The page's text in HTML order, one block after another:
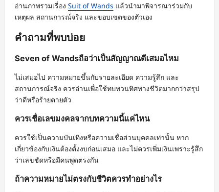
อ่านภาพรวมเรื่อง Suit of Wands แล้วนำมาพิจารณาร่วมกับ
เหตุผล สถานการณ์จริง และขอบเขตของตัวเอง
คำถามที่พบบ่อย
Seven of Wandsถือว่าเป็นสัญญาณดีเสมอไหม
ไม่เสมอไป ความหมายขึ้นกับรายละเอียด ความรู้สึก และ
สถานการณ์จริง ควรอ่านเพื่อใช้ทบทวนทิศทางชีวิตมากกว่าสรุป
ว่าดีหรือร้ายตายตัว
ควรเชื่อเลขมงคลจากบทความนี้แค่ไหน
ควรใช้เป็นความบันเทิงหรือความเชื่อส่วนบุคคลเท่านั้น หาก
เกี่ยวข้องกับเงินต้องตั้งงบก่อนเสมอ และไม่ควรเพิ่มเงินเพราะรู้สึก
ว่าเลขชัดหรือมีคนพูดตรงกัน
ถ้าความหมายไม่ตรงกับชีวิตควรทำอย่างไร